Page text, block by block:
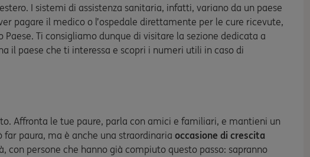
I sistemi di assistenza sanitaria, infatti, variano da un paese
pagare il medico o l’ospedale direttamente per le cure ricevute,
Ti consigliamo dunque di visitare la sezione dedicata a
il paese che ti interessa e scopri i numeri utili in caso di
Affronta le tue paure, parla con amici e familiari, e mantieni un
paura, ma è anche una straordinaria occasione di crescita
con persone che hanno già compiuto questo passo: sapranno